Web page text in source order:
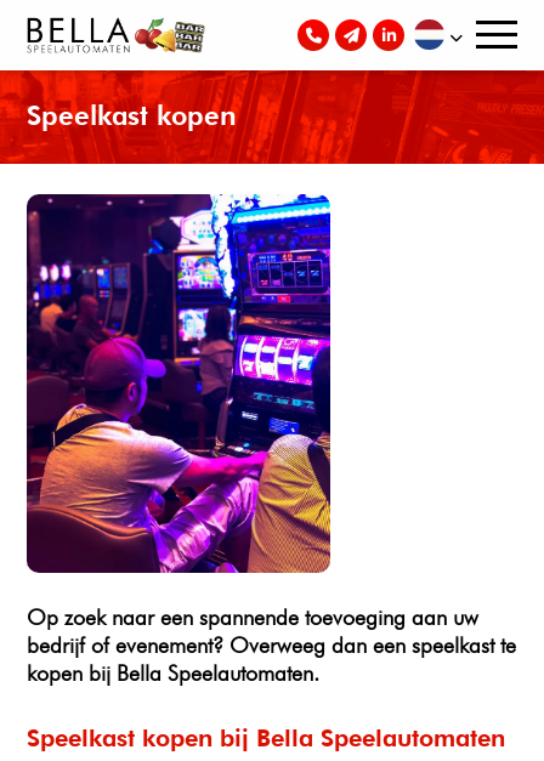
Speelkast kopen
Op zoek naar een spannende toevoeging aan uw
bedrijf of evenement? Overweeg dan een speelkast te
kopen bij Bella Speelautomaten.
Speelkast kopen bij Bella Speelautomaten